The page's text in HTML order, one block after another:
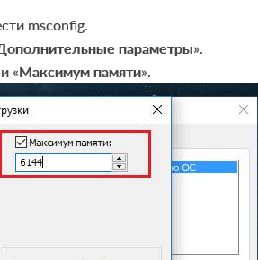
msconfig.
параметры».
«Максимум памяти».